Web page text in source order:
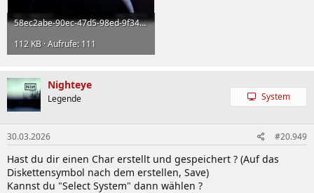
58ec2abe-90ec-47d5-98ed-9f3498485b41.jpeg
112 KB · Aufrufe: 111
Nighteye
Legende System
30.03.2026 #20.949
Hast du dir einen Char erstellt und gespeichert ? (Auf das
Diskettensymbol nach dem erstellen, Save)
Kannst du "Select System" dann wählen ?